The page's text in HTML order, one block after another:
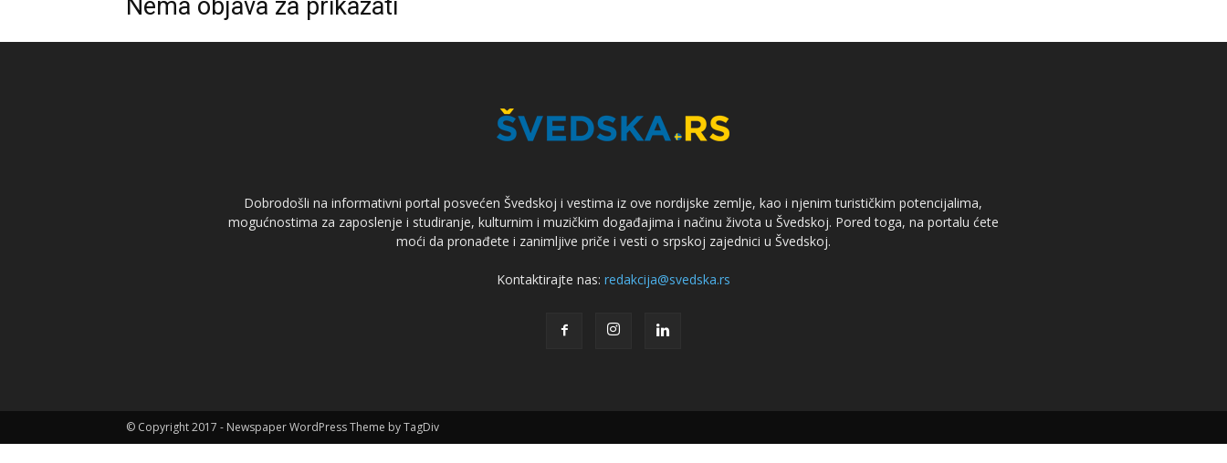
Nema objava za prikazati
Dobrodošli na informativni portal posvećen Švedskoj i vestima iz ove nordijske zemlje, kao i njenim turističkim potencijalima,
mogućnostima za zaposlenje i studiranje, kulturnim i muzičkim događajima i načinu života u Švedskoj. Pored toga, na portalu ćete
moći da pronađete i zanimljive priče i vesti o srpskoj zajednici u Švedskoj.
Kontaktirajte nas: redakcija@svedska.rs
© Copyright 2017 - Newspaper WordPress Theme by TagDiv